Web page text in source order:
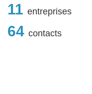
11 entreprises
64 contacts